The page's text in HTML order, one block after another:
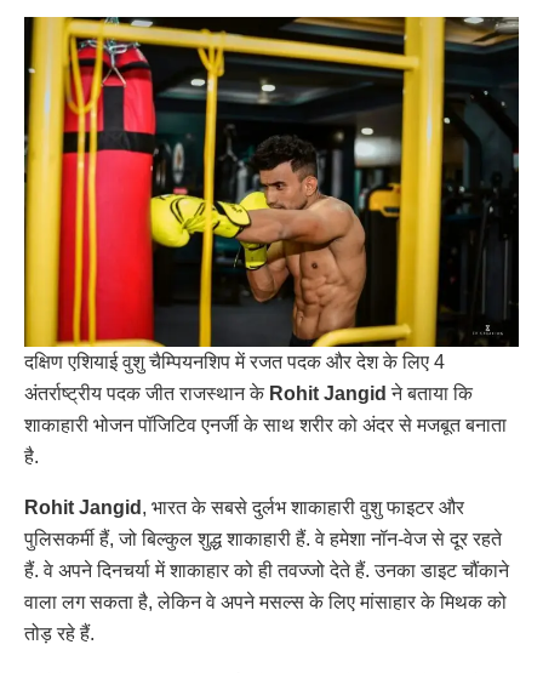
दक्षिण एशियाई वुशु चैम्पियनशिप में रजत पदक और देश के लिए 4
अंतर्राष्ट्रीय पदक जीत राजस्थान के Rohit Jangid ने बताया कि
शाकाहारी भोजन पॉजिटिव एनर्जी के साथ शरीर को अंदर से मजबूत बनाता
है.
Rohit Jangid , भारत के सबसे दुर्लभ शाकाहारी वुशु फाइटर और
पुलिसकर्मी हैं, जो बिल्कुल शुद्ध शाकाहारी हैं. वे हमेशा नॉन-वेज से दूर रहते
हैं. वे अपने दिनचर्या में शाकाहार को ही तवज्जो देते हैं. उनका डाइट चौंकाने
वाला लग सकता है, लेकिन वे अपने मसल्स के लिए मांसाहार के मिथक को
तोड़ रहे हैं.